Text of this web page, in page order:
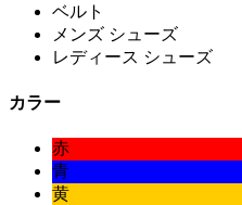
ベルト
メンズ シューズ
レディース シューズ
カラー
赤
青
黄